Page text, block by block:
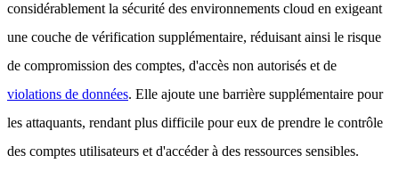
considérablement la sécurité des environnements cloud en exigeant
une couche de vérification supplémentaire, réduisant ainsi le risque
de compromission des comptes, d'accès non autorisés et de
violations de données. Elle ajoute une barrière supplémentaire pour
les attaquants, rendant plus difficile pour eux de prendre le contrôle
des comptes utilisateurs et d'accéder à des ressources sensibles.